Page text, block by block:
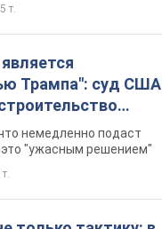
т.
Трампа": суд США
400 млн
немедленно подаст
"ужасным решением"